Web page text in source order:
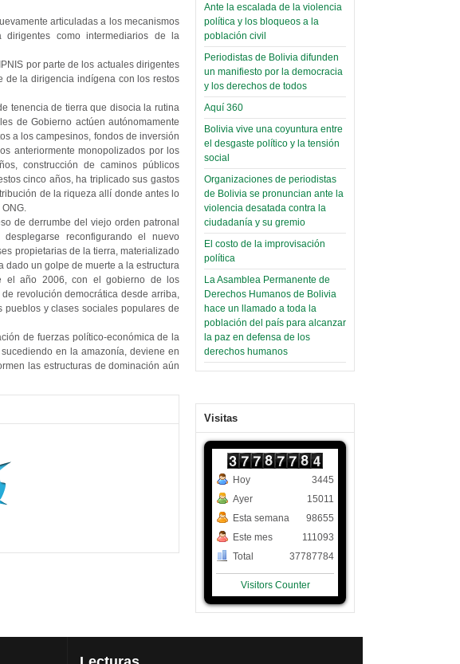
articuladas a los mecanismos
como intermediarios de la
por parte de los actuales dirigentes
de la dirigencia indígena con los restos
tenencia de tierra que disocia la rutina
de Gobierno actúen autónomamente
a los campesinos, fondos de inversión
anteriormente monopolizados por los
construcción de caminos públicos
cinco años, ha triplicado sus gastos
de la riqueza allí donde antes lo
de derrumbe del viejo orden patronal
reconfigurando el nuevo
propietarias de la tierra, materializado
dado un golpe de muerte a la estructura
el año 2006, con el gobierno de los
revolución democrática desde arriba,
y clases sociales populares de
de fuerzas político-económica de la
en la amazonía, deviene en
las estructuras de dominación aún
Domingo, 12 Mayo 2019
Read more...
Ante la escalada de la violencia
política y los bloqueos a la
población civil
Periodistas de Bolivia difunden
un manifiesto por la democracia
y los derechos de todos
Aquí 360
Bolivia vive una coyuntura entre
el desgaste político y la tensión
social
Organizaciones de periodistas
de Bolivia se pronuncian ante la
violencia desatada contra la
ciudadanía y su gremio
El costo de la improvisación
política
La Asamblea Permanente de
Derechos Humanos de Bolivia
hace un llamado a toda la
población del país para alcanzar
la paz en defensa de los
derechos humanos
Visitas
Hoy
Ayer
Esta semana
Este mes
Total
3445
15011
98655
111093
37787784
Visitors Counter